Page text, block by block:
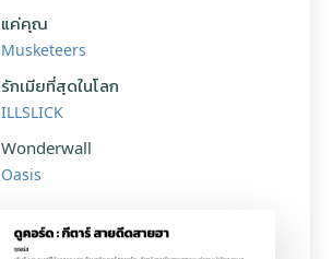
แค่คุณ
Musketeers
รักเมียที่สุดในโลก
ILLSLICK
Wonderwall
Oasis